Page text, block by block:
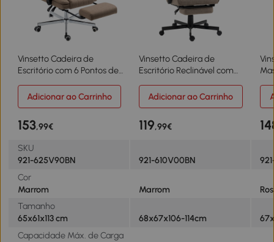
Vinsetto Cadeira de
Escritório com 6 Pontos de
Reclinável com Altura
Ajustável 65x61x101-113 cm
Vinsetto Cadeira de
Escritório Reclinável com
os Braços Apoio para os
Pés Retrátil 68x67x106-
Adicionar ao Carrinho Adicionar ao Carrinho
153,99€ 119,99€
SKU
921-625V90BN
921-610V00BN
Cor
Marrom
Marrom
Tamanho
65x61x113 cm
68x67x106-114cm
Capacidade Máx. de Carga